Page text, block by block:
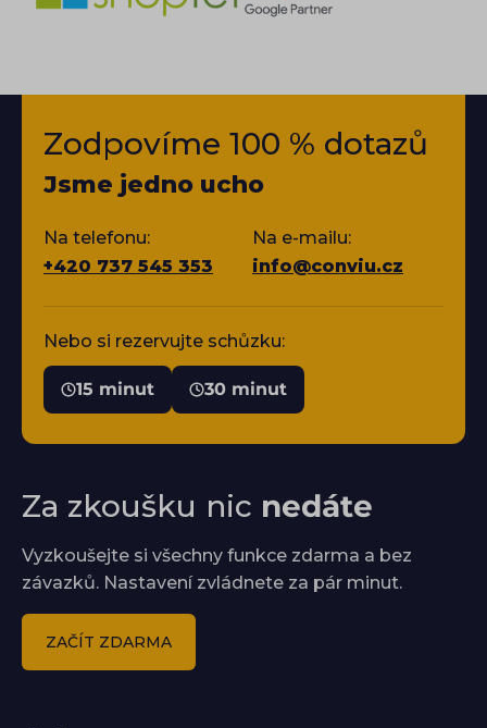
Zodpovíme 100 % dotazů
Jsme jedno ucho
Na telefonu:
+420 737 545 353
Na e-mailu:
info@conviu.cz
Nebo si rezervujte schůzku:
15 minut 30 minut
Za zkoušku nic nedáte
Vyzkoušejte si všechny funkce zdarma a bez
závazků. Nastavení zvládnete za pár minut.
ZAČÍT ZDARMA